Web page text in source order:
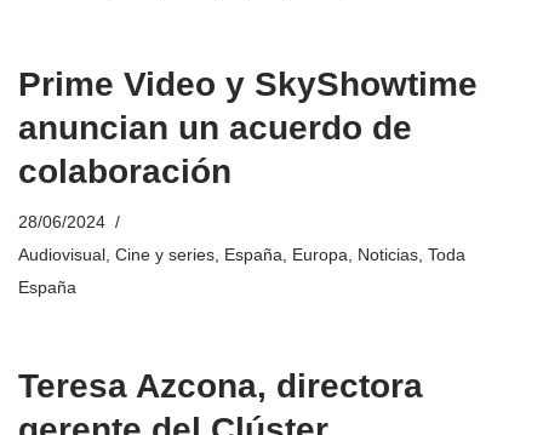
Prime Video y SkyShowtime
anuncian un acuerdo de
colaboración
28/06/2024
Audiovisual Cine y series España Europa Noticias Toda
España
Teresa Azcona, directora